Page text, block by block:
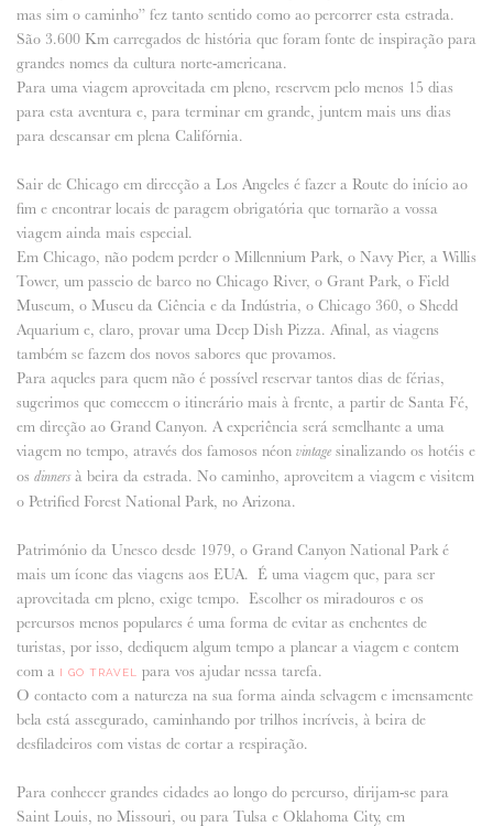
mas sim o caminho” fez tanto sentido como ao percorrer esta estrada.
São 3.600 Km carregados de história que foram fonte de inspiração para
grandes nomes da cultura norte-americana.
Para uma viagem aproveitada em pleno, reservem pelo menos 15 dias
para esta aventura e, para terminar em grande, juntem mais uns dias
para descansar em plena Califórnia.
Sair de Chicago em direcção a Los Angeles é fazer a Route do início ao
fim e encontrar locais de paragem obrigatória que tornarão a vossa
viagem ainda mais especial.
Em Chicago, não podem perder o Millennium Park, o Navy Pier, a Willis
Tower, um passeio de barco no Chicago River, o Grant Park, o Field
Museum, o Museu da Ciência e da Indústria, o Chicago 360, o Shedd
Aquarium e, claro, provar uma Deep Dish Pizza. Afinal, as viagens
também se fazem dos novos sabores que provamos.
Para aqueles para quem não é possível reservar tantos dias de férias,
sugerimos que comecem o itinerário mais à frente, a partir de Santa Fé,
em direção ao Grand Canyon. A experiência será semelhante a uma
viagem no tempo, através dos famosos néon vintage sinalizando os hotéis e
os dinnersà beira da estrada. No caminho, aproveitem a viagem e visitem
o Petrified Forest National Park, no Arizona. ⁠
Património da Unesco desde 1979, o Grand Canyon National Park é
mais um ícone das viagens aos EUA. ⁠ É uma viagem que, para ser
aproveitada em pleno, exige tempo. ⁠ Escolher os miradouros e os
percursos menos populares é uma forma de evitar as enchentes de
turistas, por isso, dediquem algum tempo a planear a viagem e contem
com a
I GO TRAVEL
para vos ajudar nessa tarefa.
O contacto com a natureza na sua forma ainda selvagem e imensamente
bela está assegurado, caminhando por trilhos incríveis, à beira de
desfiladeiros com vistas de cortar a respiração.
Para conhecer grandes cidades ao longo do percurso, dirijam-se para
Saint Louis, no Missouri, ou para Tulsa e Oklahoma City, em